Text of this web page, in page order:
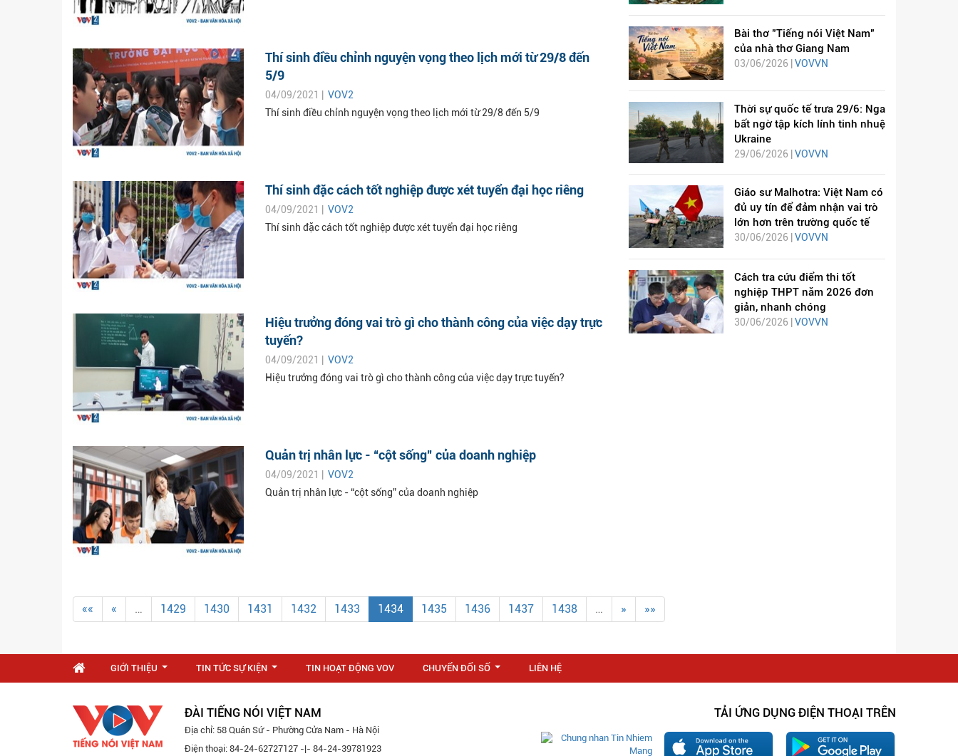
Thí sinh điều chỉnh nguyện vọng theo lịch mới từ 29/8 đến
5/9
04/09/2021 | VOV2
Thí sinh điều chỉnh nguyện vọng theo lịch mới từ 29/8 đến 5/9
Thí sinh đặc cách tốt nghiệp được xét tuyển đại học riêng
04/09/2021 | VOV2
Thí sinh đặc cách tốt nghiệp được xét tuyển đại học riêng
Hiệu trưởng đóng vai trò gì cho thành công của việc dạy trực
tuyến?
04/09/2021 | VOV2
Hiệu trưởng đóng vai trò gì cho thành công của việc dạy trực tuyến?
Quản trị nhân lực - “cột sống” của doanh nghiệp
04/09/2021 | VOV2
Quản trị nhân lực - “cột sống” của doanh nghiệp
Bài thơ "Tiếng nói Việt Nam"
của nhà thơ Giang Nam
03/06/2026 | VOVVN
Thời sự quốc tế trưa 29/6: Nga
bất ngờ tập kích lính tinh nhuệ
Ukraine
29/06/2026 |VOVVN
Giáo sư Malhotra: Việt Nam có
đủ uy tín để đảm nhận vai trò
lớn hơn trên trường quốc tế
30/06/2026 | VOVVN
Cách tra cứu điểm thi tốt
nghiệp THPT năm 2026 đơn
giản, nhanh chóng
30/06/2026 | VOVVN
«« « … 1429 1430 1431 1432 1433 1434 1435 1436 1437 1438 … » »»
GIỚI THIỆU TIN TỨC SỰ KIỆN TIN HOẠT ĐỘNG VOV CHUYỂN ĐỔI SỐ LIÊN HỆ
ĐÀI TIẾNG NÓI VIỆT NAM
Địa chỉ: 58 Quán Sứ - Phường Cửa Nam - Hà Nội
Điện thoại: 84-24-62727127 -|- 84-24-39781923
TẢI ỨNG DỤNG ĐIỆN THOẠI TRÊN